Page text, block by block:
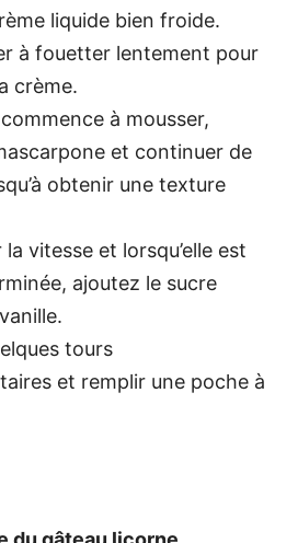
liquide bien froide.
à fouetter lentement pour
crème.
commence à mousser,
et continuer de
obtenir une texture
vitesse et lorsqu’elle est
ajoutez le sucre
tours
et remplir une poche à